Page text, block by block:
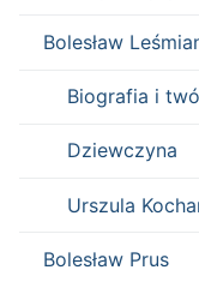
Bolesław
Biografia i
Dziewczyna
Urszula
Bolesław Prus